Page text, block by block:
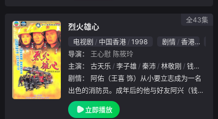
烈火雄心
电视剧 中国香港 1998 剧情 香港
导演：
王心慰 陈筱玲
主演：
古天乐 李子雄 秦沛 林敬刚 钱嘉乐
剧情：
出色的消防员。成年后的他与好友阿兴（钱嘉
乐 饰）、阿拔（郑敬基 饰）一同报考了消防
学校。此间，他们认识了阿瑶（关咏荷 饰）
立即播放
全43集